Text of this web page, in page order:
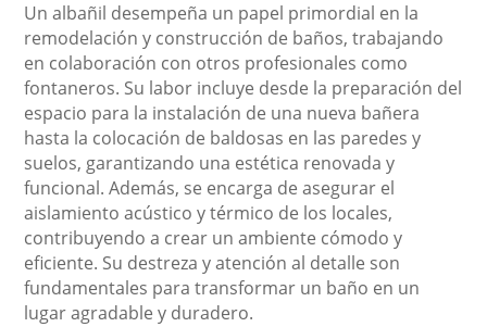
Un albañil desempeña un papel primordial en la
remodelación y construcción de baños, trabajando
en colaboración con otros profesionales como
fontaneros. Su labor incluye desde la preparación del
espacio para la instalación de una nueva bañera
hasta la colocación de baldosas en las paredes y
suelos, garantizando una estética renovada y
funcional. Además, se encarga de asegurar el
aislamiento acústico y térmico de los locales,
contribuyendo a crear un ambiente cómodo y
eficiente. Su destreza y atención al detalle son
fundamentales para transformar un baño en un
lugar agradable y duradero.